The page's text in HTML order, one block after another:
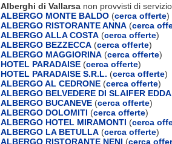
Alberghi di Vallarsa non provvisti di
ALBERGO MONTE BALDO (cerca offerte)
ALBERGO RISTORANTE ANNA (cerca
ALBERGO ALLA COSTA (cerca offerte)
ALBERGO BEZZECCA (cerca offerte)
ALBERGO MAGGIORINA (cerca offerte)
HOTEL PARADAISE (cerca offerte)
HOTEL PARADAISE S.R.L. (cerca offerte)
ALBERGO AL CEDRONE (cerca offerte)
ALBERGO BELVEDERE DI SLAIFER EDDA
ALBERGO BUCANEVE (cerca offerte)
ALBERGO DOLOMITI (cerca offerte)
ALBERGO HOTEL MIRAMONTI (cerca
ALBERGO LA BETULLA (cerca offerte)
ALBERGO RISTORANTE NENI (cerca